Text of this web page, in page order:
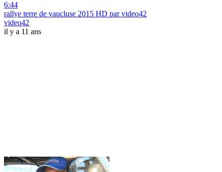
6:44
rallye terre de vaucluse 2015 HD par video42
video42
il y a 11 ans